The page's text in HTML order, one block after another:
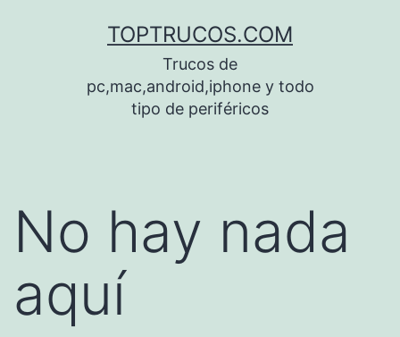
TOPTRUCOS.COM
Trucos de
pc,mac,android,iphone y todo
tipo de periféricos
No hay nada
aquí